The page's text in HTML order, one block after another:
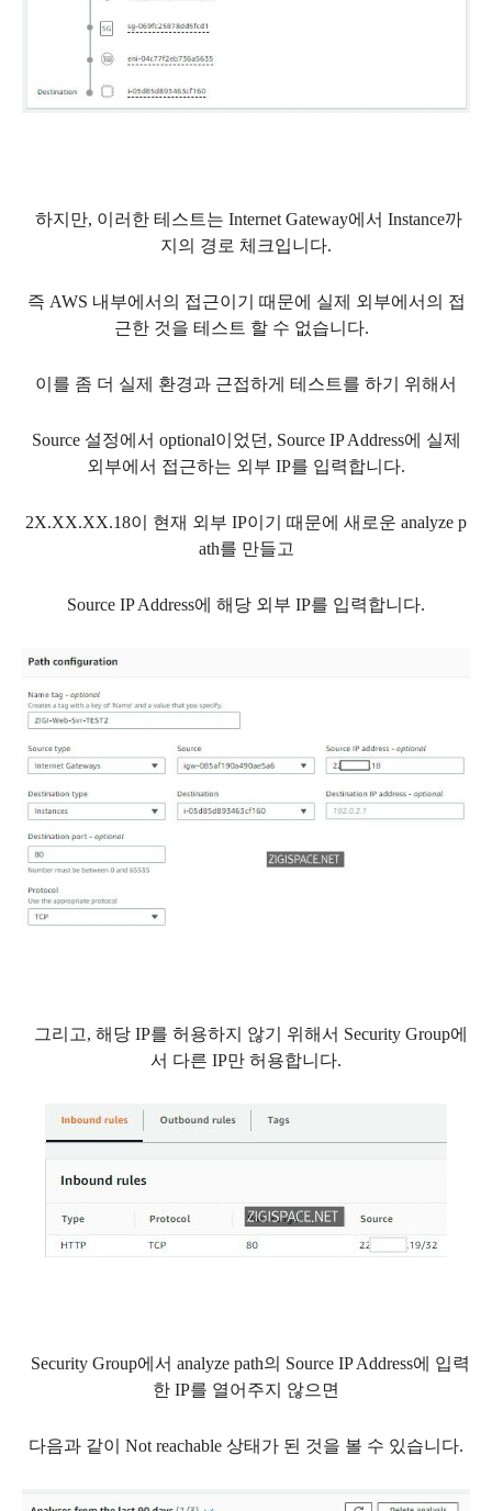
하지만, 이러한 테스트는 Internet Gateway에서 Instance까
지의 경로 체크입니다.
즉 AWS 내부에서의 접근이기 때문에 실제 외부에서의 접
근한 것을 테스트 할 수 없습니다.
이를 좀 더 실제 환경과 근접하게 테스트를 하기 위해서
Source 설정에서 optional이었던, Source IP Address에 실제
외부에서 접근하는 외부 IP를 입력합니다.
2X.XX.XX.18이 현재 외부 IP이기 때문에 새로운 analyze p
ath를 만들고
Source IP Address에 해당 외부 IP를 입력합니다.
그리고, 해당 IP를 허용하지 않기 위해서 Security Group에
서 다른 IP만 허용합니다.
Security Group에서 analyze path의 Source IP Address에 입력
한 IP를 열어주지 않으면
다음과 같이 Not reachable 상태가 된 것을 볼 수 있습니다.